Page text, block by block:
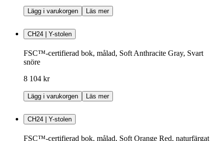
Lägg i varukorgen Läs mer
CH24 | Y-stolen
FSC™-certifierad bok, målad, Soft Anthracite Gray, Svart
snöre
8 104 kr
Lägg i varukorgen Läs mer
CH24 | Y-stolen
FSC™-certifierad bok, målad, Soft Orange Red, naturfärgat